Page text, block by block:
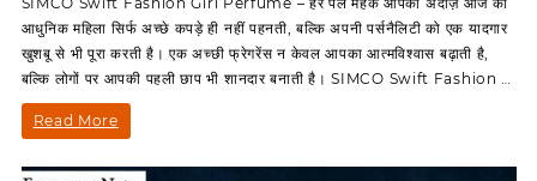
हर
अंदाज़
को
बनाए
आधुनिक महिला सिर्फ अच्छे कपड़े ही नहीं पहनती, बल्कि अपनी पर्सनैलिटी को एक यादगार
खुशबू से भी पूरा करती है। एक अच्छी फ्रेगरेंस न केवल आपका आत्मविश्वास बढ़ाती है,
बल्कि लोगों पर आपकी पहली छाप भी शानदार बनाती है। SIMCO Swift Fashion …
हर
Read More